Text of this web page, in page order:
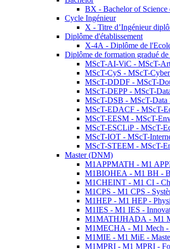
BX - Bachelor of
Cycle Ingénieur
X - Titre d’Ingénieur
Diplôme d'établissement
X-4A - Diplôme de
Diplôme de formation gradué
MScT-AI-ViC - MScT-
MScT-CyS - MScT-
MScT-DDDF - MScT-
MScT-DEPP - MScT-
MScT-DSB - MScT-Data
MScT-EDACF - MScT-
MScT-EESM - MScT-
MScT-ESCLiP - MScT-
MScT-IOT - MScT-
MScT-STEEM - MScT-
Master (DNM)
M1APPMATH - M1
M1BIOHEA - M1 BH -
M1CHEINT - M1 CI -
M1CPS - M1 CPS -
M1HEP - M1 HEP -
M1IES - M1 IES -
M1MATHJHADA - M1
M1MECHA - M1 Mech -
M1MIE - M1 MiE -
M1MPRI - M1 MPRI -